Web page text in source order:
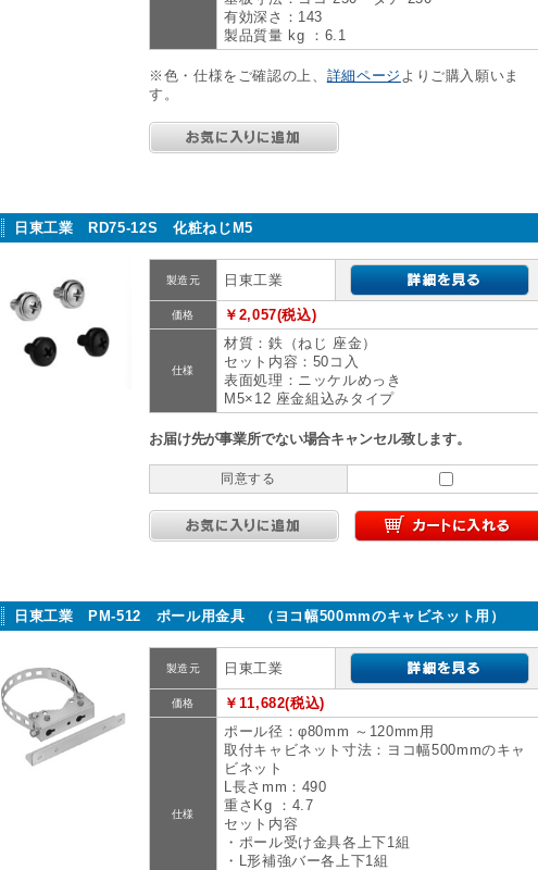
有効深さ：143
製品質量 kg ：6.1
※色・仕様をご確認の上、 詳細ページ よりご購入願いま
す。
日東工業 RD75-12S 化粧ねじM5
製造元 日東工業
価格 ￥2,057(税込)
仕様
材質：鉄（ねじ 座金）
セット内容：50コ入
表面処理：ニッケルめっき
M5×12 座金組込みタイプ
お届け先が事業所でない場合キャンセル致します。
同意する
日東工業 PM-512 ポール用金具 （ヨコ幅500mmのキャビネット用）
製造元 日東工業
価格 ￥11,682(税込)
仕様
ポール径：φ80mm ～120mm用
取付キャビネット寸法：ヨコ幅500mmのキャ
ビネット
L長さmm：490
重さKg ：4.7
セット内容
・ポール受け金具各上下1組
・L形補強バー各上下1組